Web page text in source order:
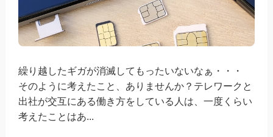
繰り越したギガが消滅してもったいないなぁ・・・
そのように考えたこと、ありませんか？テレワークと
出社が交互にある働き方をしている人は、一度くらい
考えたことはあ...